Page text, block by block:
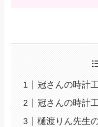
冠さんの時計
冠さんの時計
樋渡りん先生